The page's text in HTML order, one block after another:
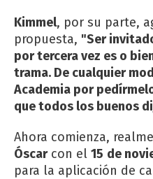
Kimmel, por su parte,
propuesta, "Ser
por tercera vez es o
trama. De cualquier
Academia por
que todos los buenos
Ahora comienza,
Óscarcon el 15 de
para la aplicación de